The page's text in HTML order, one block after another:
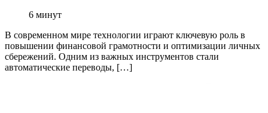
6 минут
В современном мире технологии играют ключевую роль в
повышении финансовой грамотности и оптимизации личных
сбережений. Одним из важных инструментов стали
автоматические переводы, […]